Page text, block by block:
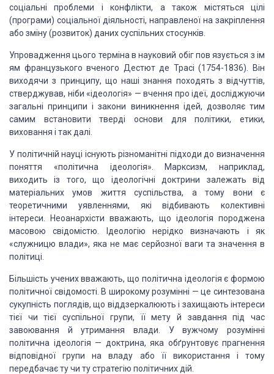
соціальні проблеми і конфлікти, а також містяться цілі
(програми) соціальної діяльності, направленої на закріплення
або зміну (розвиток) даних суспільних стосунків.
Упровадження цього терміна в науковий обіг пов язується з ім
ям французького вченого Дестют де Трасі (1754-1836). Він
виходячи з принципу, що наші знання походять з відчуттів,
стверджував, ніби «ідеологія» — вчення про ідеї, досліджуючи
загальні принципи і закони виникнення ідей, дозволяє тим
самим встановити тверді основи для політики, етики,
виховання і так далі.
У політичній науці існують різноманітні підходи до визначення
поняття «політична ідеологія». Марксизм, наприклад,
виходить із того, що ідеологічні доктрини залежать від
матеріальних умов життя суспільства, а тому вони є
теоретичними уявленнями, які відбивають колективні
інтереси. Неоанархісти вважають, що ідеологія породжена
масовою свідомістю. Ідеологію нерідко визначають і як
«служницю влади», яка не має серйозної ваги та значення в
політиці.
Більшість учених вважають, що політична ідеологія є формою
політичної свідомості. В широкому розумінні — це синтезована
сукупність поглядів, що віддзеркалюють і захищають інтереси
тієї чи тієї суспільної групи, її мету й завдання під час
завоювання й утримання влади. У вужчому розумінні
політична ідеологія — доктрина, яка обґрунтовує прагнення
відповідної групи на владу або її використання і тому
передбачає ту чи ту стратегію політичних дій.